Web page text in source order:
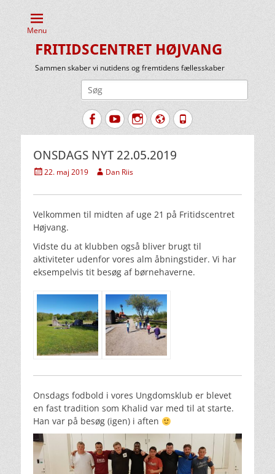
Menu
FRITIDSCENTRET HØJVANG
Sammen skaber vi nutidens og fremtidens fællesskaber
FacebookYouTubeInstagram
Website
Tlf.
ONSDAGS NYT 22.05.2019
Udgivet
22. maj 2019 Forfatter
Dan Riis
Velkommen til midten af uge 21 på Fritidscentret
Højvang.
Vidste du at klubben også bliver brugt til
aktiviteter udenfor vores alm åbningstider. Vi har
eksempelvis tit besøg af børnehaverne.
Onsdags fodbold i vores Ungdomsklub er blevet
en fast tradition som Khalid var med til at starte.
Han var på besøg (igen) i aften